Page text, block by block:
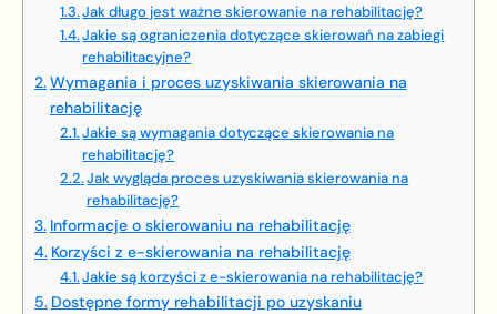
Jak długo jest ważne skierowanie na rehabilitację?
Jakie są ograniczenia dotyczące skierowań na zabiegi
rehabilitacyjne?
Wymagania i proces uzyskiwania skierowania na
rehabilitację
Jakie są wymagania dotyczące skierowania na
rehabilitację?
Jak wygląda proces uzyskiwania skierowania na
rehabilitację?
Informacje o skierowaniu na rehabilitację
Korzyści z e-skierowania na rehabilitację
Jakie są korzyści z e-skierowania na rehabilitację?
Dostępne formy rehabilitacji po uzyskaniu